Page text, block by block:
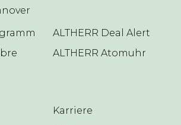
ALTHERR Deal Alert
ALTHERR Atomuhr
Karriere